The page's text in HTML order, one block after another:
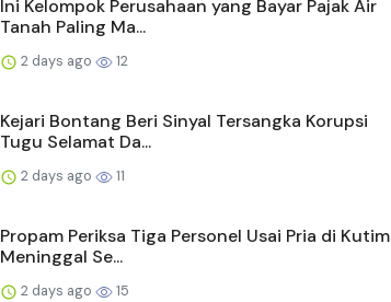
Ini Kelompok Perusahaan yang Bayar Pajak Air
Tanah Paling Ma...
2 days ago 12
Kejari Bontang Beri Sinyal Tersangka Korupsi
Tugu Selamat Da...
2 days ago 11
Propam Periksa Tiga Personel Usai Pria di Kutim
Meninggal Se...
2 days ago 15